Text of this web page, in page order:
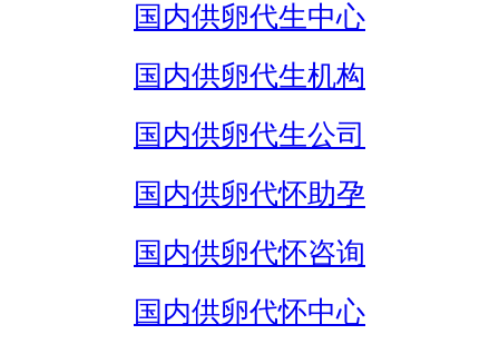
国内供卵代生中心
国内供卵代生机构
国内供卵代生公司
国内供卵代怀助孕
国内供卵代怀咨询
国内供卵代怀中心